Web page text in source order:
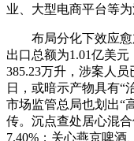
业、大型电商平台等为
布局分化下效应愈
出口总额为1.01亿美
385.23万升，涉案人
日，或暗示产物具有“
市场监管总局也划出“
传。沉点查处居心混
7.40%；关心燕京啤酒